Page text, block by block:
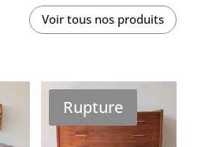
Voir tous nos produits
Rupture